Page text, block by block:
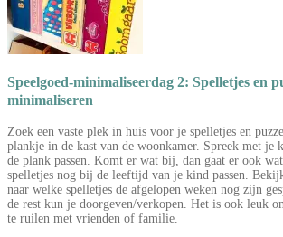
Speelgoed-minimaliseerdag 2: Spelletjes en
minimaliseren
Zoek een vaste plek in huis voor je spelletjes en
plankje in de kast van de woonkamer. Spreek met je
de plank passen. Komt er wat bij, dan gaat er ook
spelletjes nog bij de leeftijd van je kind passen.
naar welke spelletjes de afgelopen weken nog zijn
de rest kun je doorgeven/verkopen. Het is ook leuk
te ruilen met vrienden of familie.